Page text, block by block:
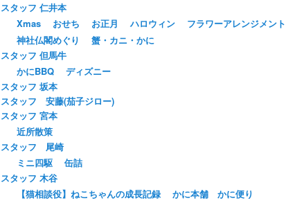
スタッフ 仁井本
Xmas
おせち お正月 ハロウィン
フラワーアレンジメント
神社仏閣めぐり
蟹・カニ・かに
スタッフ 但馬牛
かにBBQ
ディズニー
スタッフ 坂本
スタッフ 安藤(茄子ジロー)
スタッフ 宮本
近所散策
スタッフ 尾崎
ミニ四駆
缶詰
スタッフ 木谷
【猫相談役】ねこちゃんの成長記録
かに本舗 かに便り